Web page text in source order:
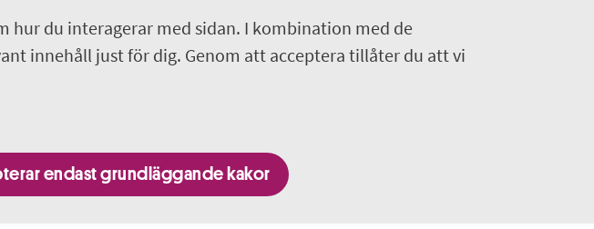
hur du interagerar med sidan. I kombination med de
innehåll just för dig. Genom att acceptera tillåter du att vi
endast grundläggande kakor